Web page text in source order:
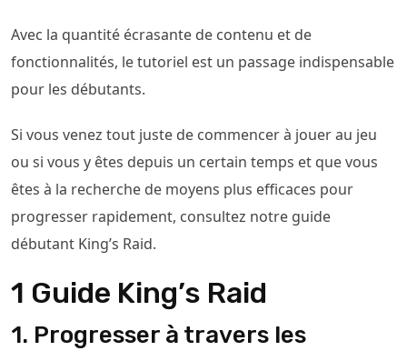
Avec la quantité écrasante de contenu et de
fonctionnalités, le tutoriel est un passage indispensable
pour les débutants.
Si vous venez tout juste de commencer à jouer au jeu
ou si vous y êtes depuis un certain temps et que vous
êtes à la recherche de moyens plus efficaces pour
progresser rapidement, consultez notre guide
débutant King’s Raid.
1 Guide King’s Raid
1. Progresser à travers les